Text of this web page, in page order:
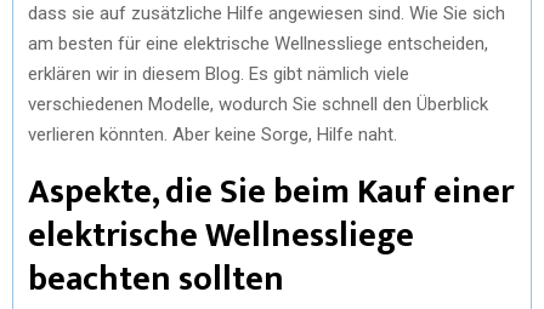
dass sie auf zusätzliche Hilfe angewiesen sind. Wie Sie sich
am besten für eine elektrische Wellnessliege entscheiden,
erklären wir in diesem Blog. Es gibt nämlich viele
verschiedenen Modelle, wodurch Sie schnell den Überblick
verlieren könnten. Aber keine Sorge, Hilfe naht.
Aspekte, die Sie beim Kauf einer
elektrische Wellnessliege
beachten sollten